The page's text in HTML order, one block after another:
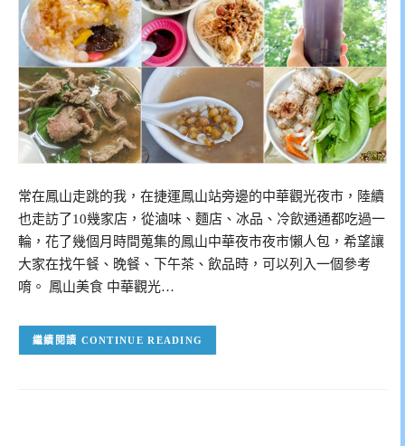
常在鳳山走跳的我，在捷運鳳山站旁邊的中華觀光夜市，陸續
也走訪了10幾家店，從滷味、麵店、冰品、冷飲通通都吃過一
輪，花了幾個月時間蒐集的鳳山中華夜市夜市懶人包，希望讓
大家在找午餐、晚餐、下午茶、飲品時，可以列入一個參考
唷。 鳳山美食 中華觀光…
CONTINUE READING